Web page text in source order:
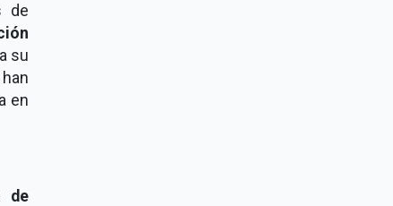
de
su
en
de